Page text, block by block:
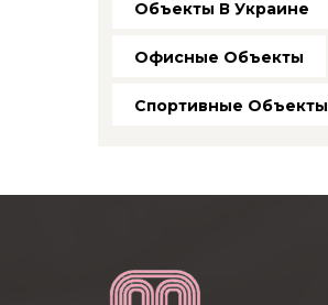
Объекты В Украине
Офисные Объекты
Спортивные Объекты